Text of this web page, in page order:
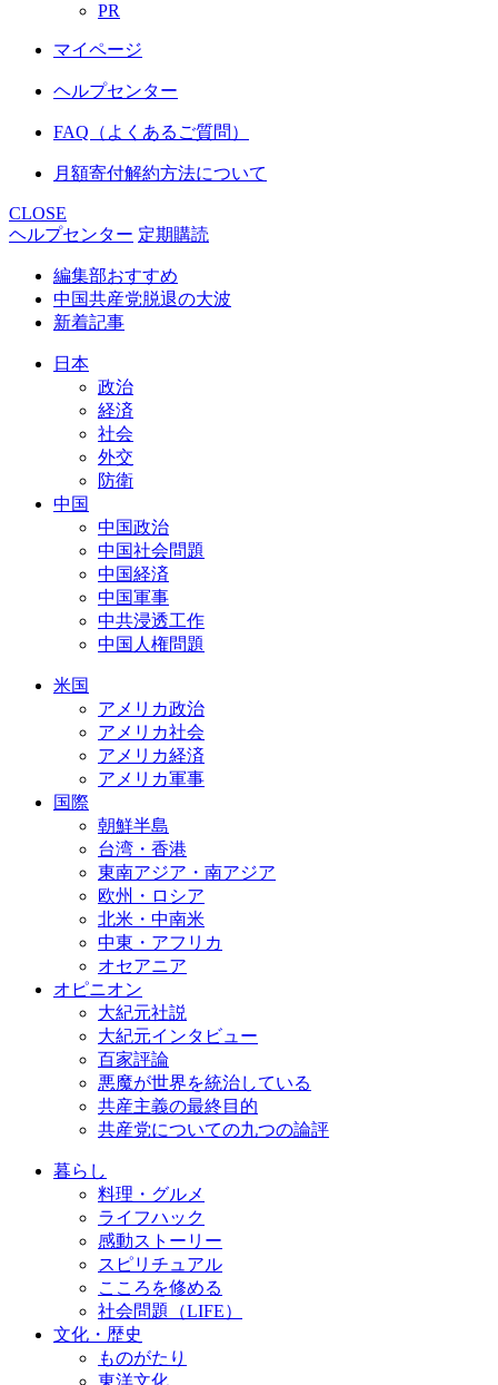
PR
マイページ
ヘルプセンター
FAQ（よくあるご質問）
月額寄付解約方法について
CLOSE
ヘルプセンター 定期購読
編集部おすすめ
中国共産党脱退の大波
新着記事
日本
政治
経済
社会
外交
防衛
中国
中国政治
中国社会問題
中国経済
中国軍事
中共浸透工作
中国人権問題
米国
アメリカ政治
アメリカ社会
アメリカ経済
アメリカ軍事
国際
朝鮮半島
台湾・香港
東南アジア・南アジア
欧州・ロシア
北米・中南米
中東・アフリカ
オセアニア
オピニオン
大紀元社説
大紀元インタビュー
百家評論
悪魔が世界を統治している
共産主義の最終目的
共産党についての九つの論評
暮らし
料理・グルメ
ライフハック
感動ストーリー
スピリチュアル
こころを修める
社会問題（LIFE）
文化・歴史
ものがたり